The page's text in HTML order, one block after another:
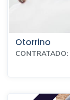
Otorrino
CONTRATADO: